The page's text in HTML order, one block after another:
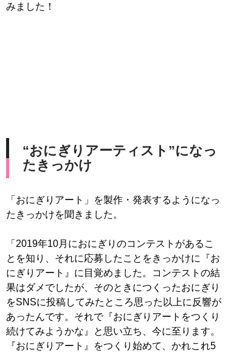
みました！
“おにぎりアーティスト”になっ
たきっかけ
「おにぎりアート」を製作・発表するようになっ
たきっかけを聞きました。
「2019年10月におにぎりのコンテストがあるこ
とを知り、それに応募したことをきっかけに『お
にぎりアート』に目覚めました。コンテストの結
果はダメでしたが、そのときにつくったおにぎり
をSNSに投稿してみたところ思った以上に反響が
あったんです。それで『おにぎりアートをつくり
続けてみようかな』と思い立ち、今に至ります。
『おにぎりアート』をつくり始めて、かれこれ5